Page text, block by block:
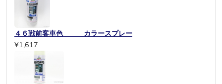
４６戦前客車色 カラースプレー
¥1,617